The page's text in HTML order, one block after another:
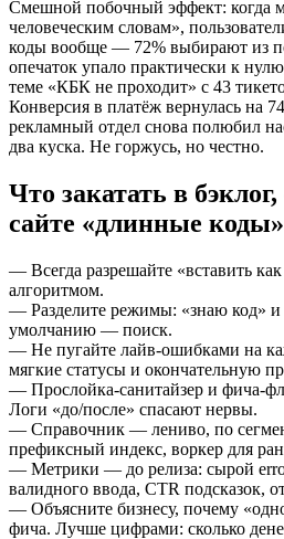
Смешной побочный эффект: когда
человеческим словам»,
коды вообще — 72% выбирают из
опечаток упало практически к
теме «КБК не проходит» с 43
Конверсия в платёж вернулась на
рекламный отдел снова полюбил
два куска. Не горжусь, но честно.
Что закатать в
сайте «длинные коды»
— Всегда разрешайте «вставить
алгоритмом.
— Разделите режимы: «знаю код»
умолчанию — поиск.
— Не пугайте лайв-ошибками на
мягкие статусы и окончательную
— Прослойка-санитайзер и фича-
Логи «до/после» спасают нервы.
— Справочник — лениво, по
префиксный индекс, воркер для
— Метрики — до релиза: сырой
валидного ввода, CTR подсказок,
— Объясните бизнесу, почему
фича. Лучше цифрами: сколько